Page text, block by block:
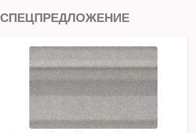
СПЕЦПРЕДЛОЖЕНИЕ